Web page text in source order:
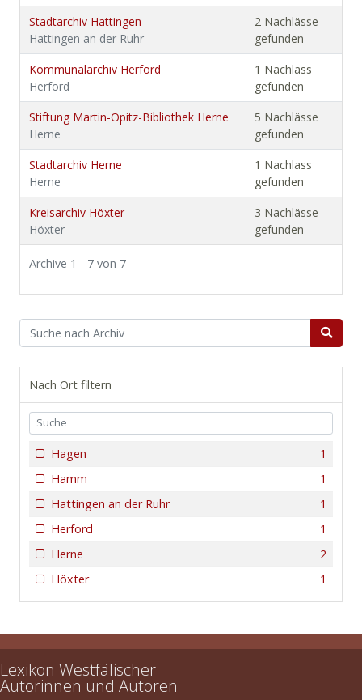
Stadtarchiv Hattingen
Hattingen an der Ruhr
2 Nachlässe
gefunden
Kommunalarchiv Herford
Herford
1 Nachlass
gefunden
Stiftung Martin-Opitz-Bibliothek Herne
Herne
5 Nachlässe
gefunden
Stadtarchiv Herne
Herne
1 Nachlass
gefunden
Kreisarchiv Höxter
Höxter
3 Nachlässe
gefunden
Archive 1 - 7 von 7
Nach Ort filtern
1
Hagen
1
Hamm
1
Hattingen an der Ruhr
1
Herford
2
Herne
1
Höxter
Lexikon Westfälischer
Autorinnen und Autoren